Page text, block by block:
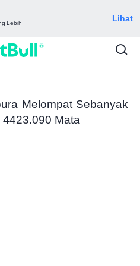
Lebih
Lihat
Melompat Sebanyak
Mata